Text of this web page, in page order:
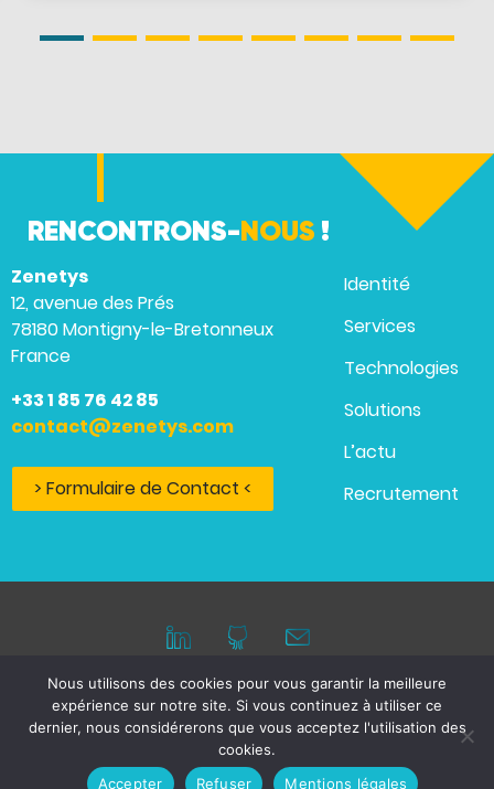
RENCONTRONS- NOUS !
Zenetys
12, avenue des Prés
78180 Montigny-le-Bretonneux
France
+33 1 85 76 42 85
contact@zenetys.com
> Formulaire de Contact <
Identité
Services
Technologies
Solutions
L’actu
Recrutement
Mentions légales
© 2026 ZENETYS, tous droits réservés.
Nous utilisons des cookies pour vous garantir la meilleure
expérience sur notre site. Si vous continuez à utiliser ce
dernier, nous considérerons que vous acceptez l'utilisation des
cookies.
Accepter
Refuser Mentions légales